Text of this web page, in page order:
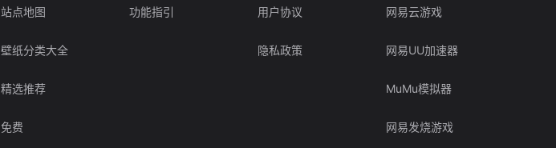
站点地图
壁纸分类大全
精选推荐
免费
功能指引 用户协议
隐私政策
网易云游戏
网易UU加速器
MuMu模拟器
网易发烧游戏